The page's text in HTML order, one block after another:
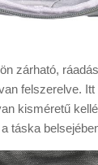
zárható,
felszerelve. Itt
kisméretű
táska